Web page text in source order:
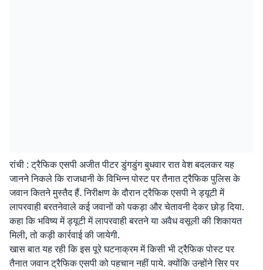
रांची : ट्रैफिक एसपी अजीत पीटर डुंगडुंग बुधवार रात वेश बदलकर यह
जानने निकले कि राजधानी के विभिन्न पोस्ट पर तैनात ट्रैफिक पुलिस के
जवान कितने मुस्तैद हैं. निरीक्षण के दौरान ट्रैफिक एसपी ने ड्यूटी में
लापरवाही बरतनेवाले कई जवानों को पकड़ा और चेतावनी देकर छोड़ दिया.
कहा कि भविष्य में ड्यूटी में लापरवाही बरतने या अवैध वसूली की शिकायत
मिली, तो कड़ी कार्रवाई की जायेगी.
खास बात यह रही कि इस पूरे घटनाक्रम में किसी भी ट्रैफिक पोस्ट पर
तैनात जवान ट्रैफिक एसपी को पहचान नहीं पाये. क्योंकि उन्होंने सिर पर